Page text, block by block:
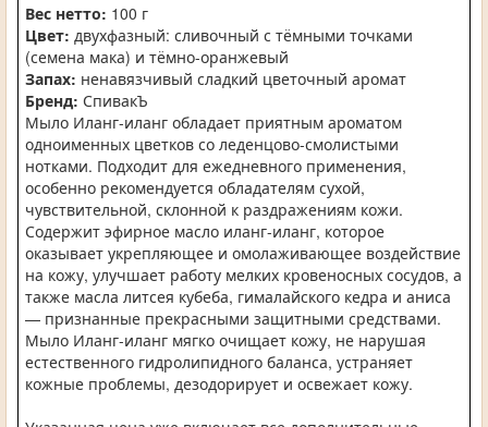
Вес нетто: 100 г
Цвет: двухфазный: сливочный с тёмными точками
(семена мака) и тёмно-оранжевый
Запах: ненавязчивый сладкий цветочный аромат
Бренд: СпивакЪ
Мыло Иланг-иланг обладает приятным ароматом
одноименных цветков со леденцово-смолистыми
нотками. Подходит для ежедневного применения,
особенно рекомендуется обладателям сухой,
чувствительной, склонной к раздражениям кожи.
Содержит эфирное масло иланг-иланг, которое
оказывает укрепляющее и омолаживающее воздействие
на кожу, улучшает работу мелких кровеносных сосудов, а
также масла литсея кубеба, гималайского кедра и аниса
— признанные прекрасными защитными средствами.
Мыло Иланг-иланг мягко очищает кожу, не нарушая
естественного гидролипидного баланса, устраняет
кожные проблемы, дезодорирует и освежает кожу.